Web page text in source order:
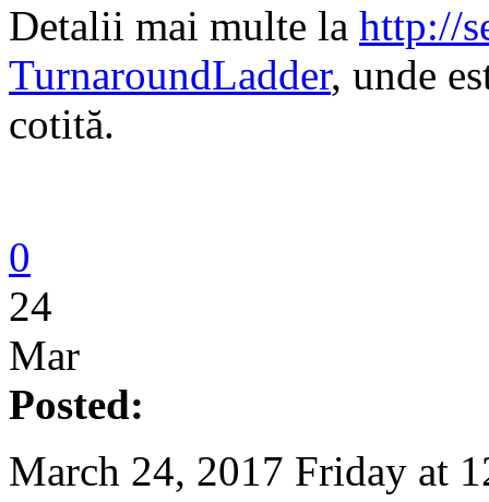
Detalii mai multe la http://
TurnaroundLadder, unde
cotită.
0
24
Mar
Posted:
March 24, 2017 Friday at